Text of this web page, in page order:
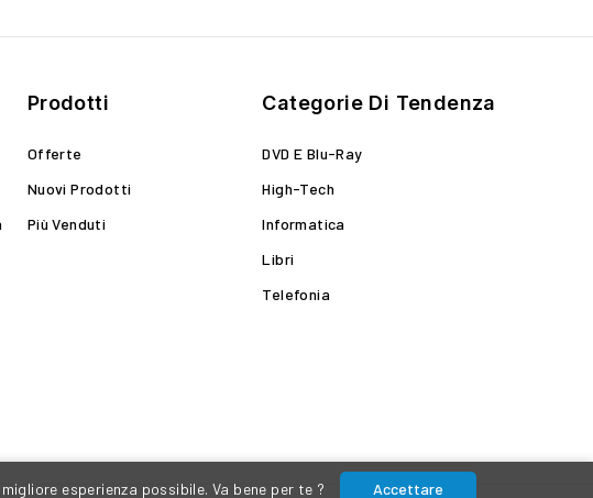
Prodotti
Offerte
Nuovi Prodotti
Più Venduti
Categorie Di Tendenza
DVD E Blu-Ray
High-Tech
Informatica
Libri
Telefonia
esperienza possibile. Va bene per te ? Accettare